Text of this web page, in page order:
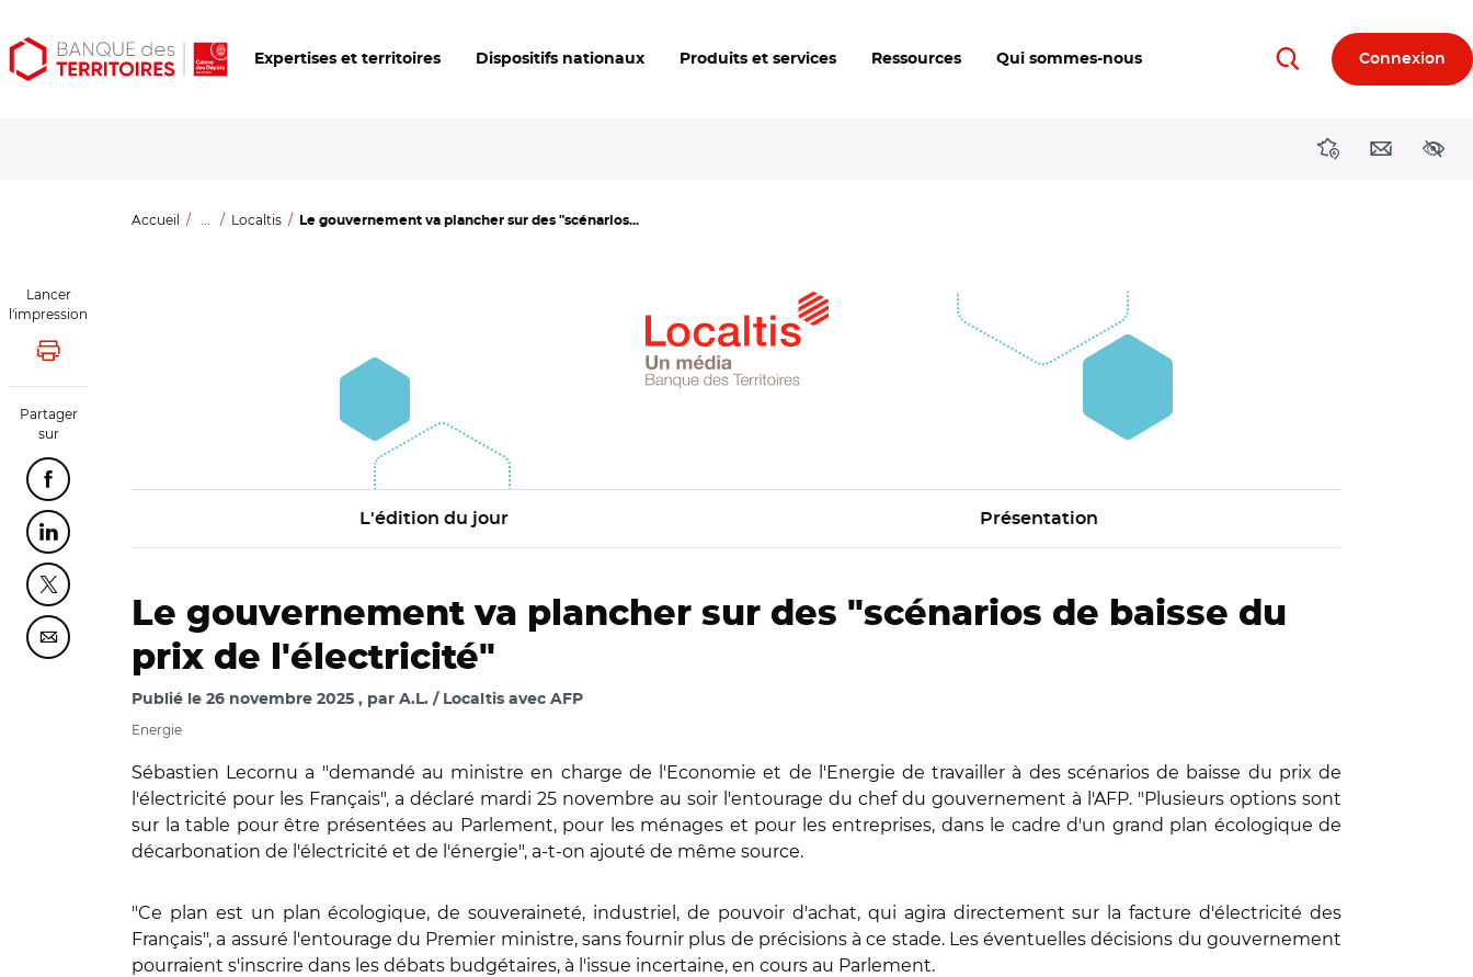
Aller
au
Aller
au
Ouvrir
les
Expertises et territoires Dispositifs nationaux Produits et services Ressources Qui sommes-nous RechercherConnexion
DirectionsContact
Accueil ... Localtis Le gouvernement va plancher sur des "scénarios...
L'édition du jour Présentation
Lancer
l'impression
Lancer l'impression
Partager
sur
Partager cette page sur Facebook
Partager cette page sur Linkedin
Partager cette page sur Twitter
Partager cette page sur Courriel
Le gouvernement va plancher sur des "scénarios de baisse du
prix de l'électricité"
Publié le 26 novembre 2025 par A.L. / Localtis avec AFP
Energie
Sébastien Lecornu a "demandé au ministre en charge de l'Economie et de l'Energie de travailler à des scénarios de baisse du prix de
l'électricité pour les Français", a déclaré mardi 25 novembre au soir l'entourage du chef du gouvernement à l'AFP. "Plusieurs options sont
sur la table pour être présentées au Parlement, pour les ménages et pour les entreprises, dans le cadre d'un grand plan écologique de
décarbonation de l'électricité et de l'énergie", a-t-on ajouté de même source.
"Ce plan est un plan écologique, de souveraineté, industriel, de pouvoir d'achat, qui agira directement sur la facture d'électricité des
Français", a assuré l'entourage du Premier ministre, sans fournir plus de précisions à ce stade. Les éventuelles décisions du gouvernement
pourraient s'inscrire dans les débats budgétaires, à l'issue incertaine, en cours au Parlement.